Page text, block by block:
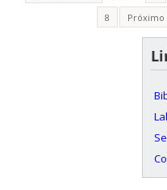
8
Próximo